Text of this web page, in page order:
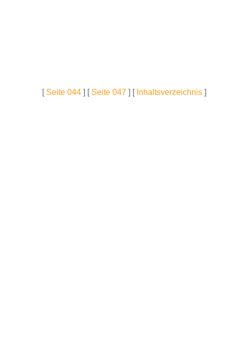
[ Seite 044 ] [ Seite 047 ] [ Inhaltsverzeichnis ]